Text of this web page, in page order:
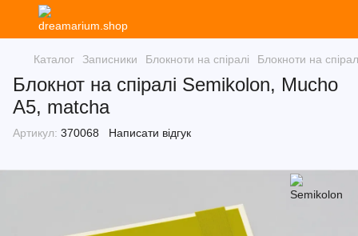
Каталог Записники Блокноти на спіралі Блокноти на
Блокнот на спіралі Semikolon, Mucho
A5, matcha
Артикул: 370068 Написати відгук